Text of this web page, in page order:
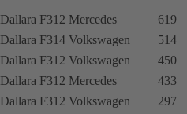
Dallara F312 Mercedes
619
Dallara F314 Volkswagen
514
Dallara F312 Volkswagen
450
Dallara F312 Mercedes
433
Dallara F312 Volkswagen
297